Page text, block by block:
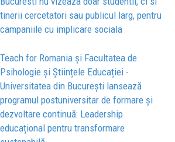
tinerii cercetatori sau publicul larg, pentru
campaniile cu implicare sociala
Teach for Romania și Facultatea de
Psihologie și Științele Educației -
Universitatea din București lansează
programul postuniversitar de formare și
dezvoltare continuă: Leadership
educațional pentru transformare